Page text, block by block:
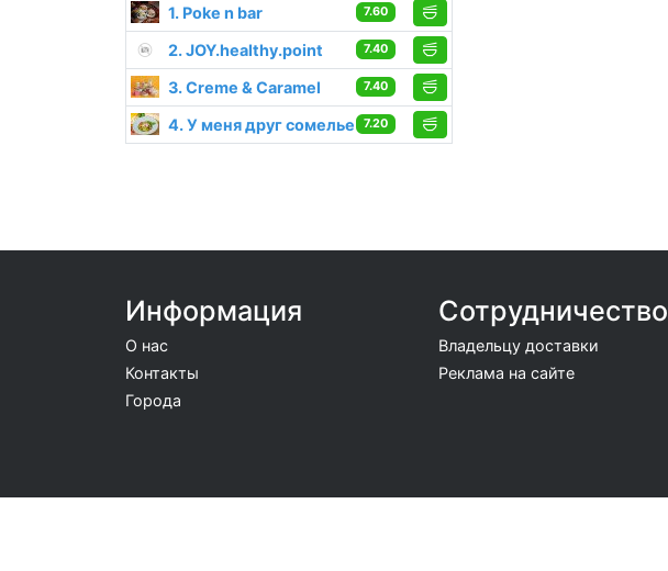
1. Poke n bar 7.60
2. JOY.healthy.point 7.40
3. Creme & Caramel 7.40
4. У меня друг сомелье 7.20
Информация
О нас
Контакты
Города
Сотрудничество
Владельцу доставки
Реклама на сайте